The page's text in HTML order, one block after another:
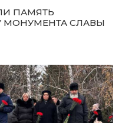
ПАМЯТЬ
МОНУМЕНТА СЛАВЫ